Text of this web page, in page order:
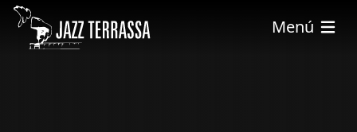
Vés al contingut
Menú